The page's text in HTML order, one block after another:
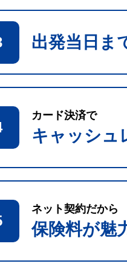
出発当日ま
カード決済で
キャッシュ
ネット契約だから
保険料が魅